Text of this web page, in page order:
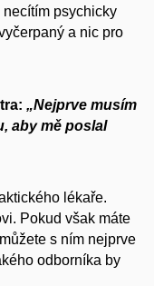
psychicky
a nic pro
„Nejprve musím
aby mě poslal
lékaře.
Pokud však máte
s ním nejprve
odborníka by